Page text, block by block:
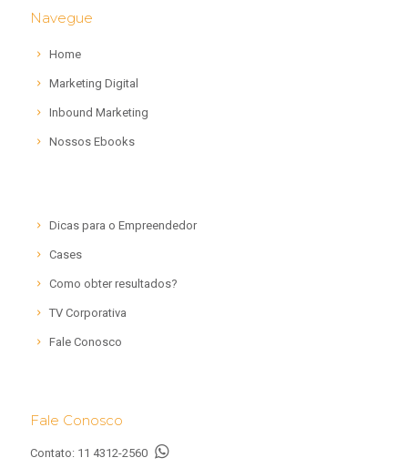
Navegue
Home
Marketing Digital
Inbound Marketing
Nossos Ebooks
Dicas para o Empreendedor
Cases
Como obter resultados?
TV Corporativa
Fale Conosco
Fale Conosco
Contato: 11 4312-2560